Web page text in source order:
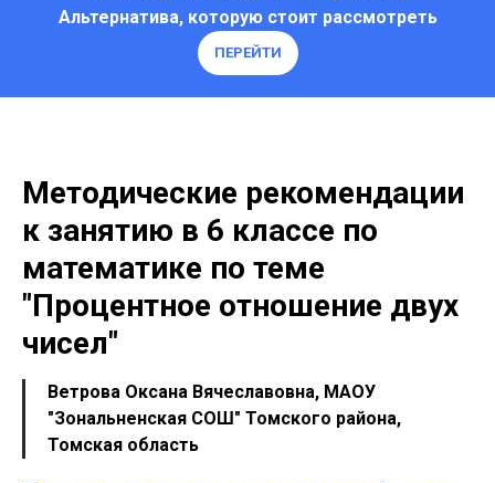
Альтернатива, которую стоит рассмотреть
ПЕРЕЙТИ
Методические рекомендации
к занятию в 6 классе по
математике по теме
"Процентное отношение двух
чисел"
Ветрова Оксана Вячеславовна, МАОУ
"Зональненская СОШ" Томского района,
Томская область